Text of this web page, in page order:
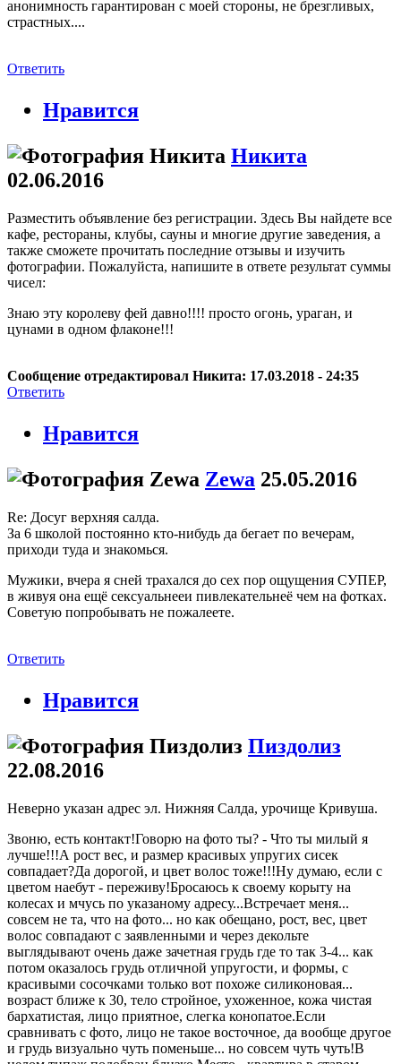
анонимность гарантирован с моей стороны, не брезгливых,
страстных....
Ответить
Нравится
Никита
02.06.2016
Разместить объявление без регистрации. Здесь Вы найдете все
кафе, рестораны, клубы, сауны и многие другие заведения, а
также сможете прочитать последние отзывы и изучить
фотографии. Пожалуйста, напишите в ответе результат суммы
чисел:
Знаю эту королеву фей давно!!!! просто огонь, ураган, и
цунами в одном флаконе!!!
Сообщение отредактировал Никита: 17.03.2018 - 24:35
Ответить
Нравится
Zewa 25.05.2016
Re: Досуг верхняя салда.
За 6 школой постоянно кто-нибудь да бегает по вечерам,
приходи туда и знакомься.
Мужики, вчера я сней трахался до сех пор ощущения СУПЕР,
в живуя она ещё сексуальнееи пивлекательнеё чем на фотках.
Советую попробывать не пожалеете.
Ответить
Нравится
Пиздолиз
22.08.2016
Неверно указан адрес эл. Нижняя Салда, урочище Кривуша.
Звоню, есть контакт!Говорю на фото ты? - Что ты милый я
лучше!!!А рост вес, и размер красивых упругих сисек
совпадает?Да дорогой, и цвет волос тоже!!!Ну думаю, если с
цветом наебут - переживу!Бросаюсь к своему корыту на
колесах и мчусь по указаному адресу...Встречает меня...
совсем не та, что на фото... но как обещано, рост, вес, цвет
волос совпадают с заявленными и через декольте
выглядывают очень даже зачетная грудь где то так 3-4... как
потом оказалось грудь отличной упругости, и формы, с
красивыми сосочками только вот похоже силиконовая...
возраст ближе к 30, тело стройное, ухоженное, кожа чистая
бархатистая, лицо приятное, слегка конопатое.Если
сравнивать с фото, лицо не такое восточное, да вообще другое
и грудь визуально чуть поменьше... но совсем чуть чуть!В